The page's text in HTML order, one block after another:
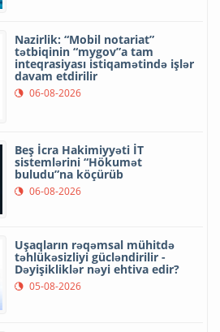
Nazirlik: “Mobil notariat”
tətbiqinin “mygov”a tam
inteqrasiyası istiqamətində işlər
davam etdirilir
06-08-2026
Beş İcra Hakimiyyəti İT
sistemlərini “Hökumət
buludu”na köçürüb
06-08-2026
Uşaqların rəqəmsal mühitdə
təhlükəsizliyi gücləndirilir -
Dəyişikliklər nəyi ehtiva edir?
05-08-2026